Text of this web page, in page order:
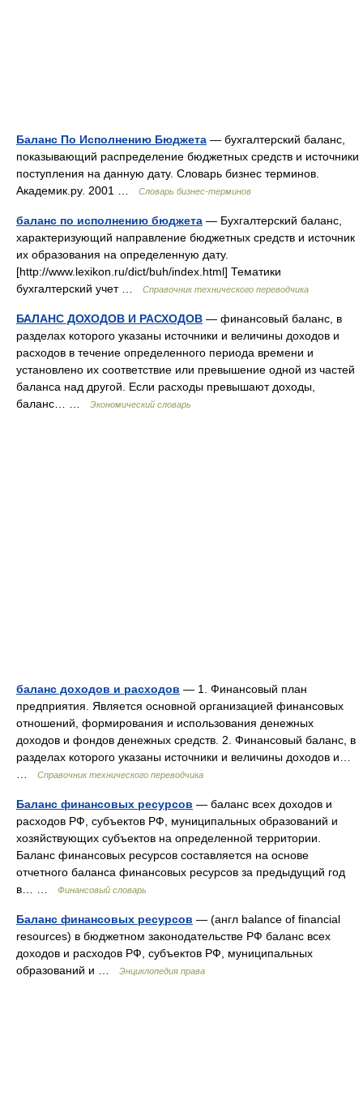
Баланс По Исполнению Бюджета — бухгалтерский баланс,
показывающий распределение бюджетных средств и источники
поступления на данную дату. Словарь бизнес терминов.
Академик.ру. 2001 …
Словарь бизнес-терминов
баланс по исполнению бюджета — Бухгалтерский баланс,
характеризующий направление бюджетных средств и источник
их образования на определенную дату.
[http://www.lexikon.ru/dict/buh/index.html] Тематики
бухгалтерский учет …
Справочник технического переводчика
БАЛАНС ДОХОДОВ И РАСХОДОВ — финансовый баланс, в
разделах которого указаны источники и величины доходов и
расходов в течение определенного периода времени и
установлено их соответствие или превышение одной из частей
баланса над другой. Если расходы превышают доходы,
баланс… …
Экономический словарь
баланс доходов и расходов — 1. Финансовый план
предприятия. Является основной организацией финансовых
отношений, формирования и использования денежных
доходов и фондов денежных средств. 2. Финансовый баланс, в
разделах которого указаны источники и величины доходов и…
Справочник технического переводчика
Баланс финансовых ресурсов — баланс всех доходов и
расходов РФ, субъектов РФ, муниципальных образований и
хозяйствующих субъектов на определенной территории.
Баланс финансовых ресурсов составляется на основе
отчетного баланса финансовых ресурсов за предыдущий год
в… …
Финансовый словарь
Баланс финансовых ресурсов — (англ balance of financial
resources) в бюджетном законодательстве РФ баланс всех
доходов и расходов РФ, субъектов РФ, муниципальных
образований и …
Энциклопедия права